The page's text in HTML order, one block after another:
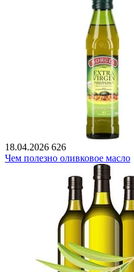
18.04.2026 626
Чем полезно оливковое масло